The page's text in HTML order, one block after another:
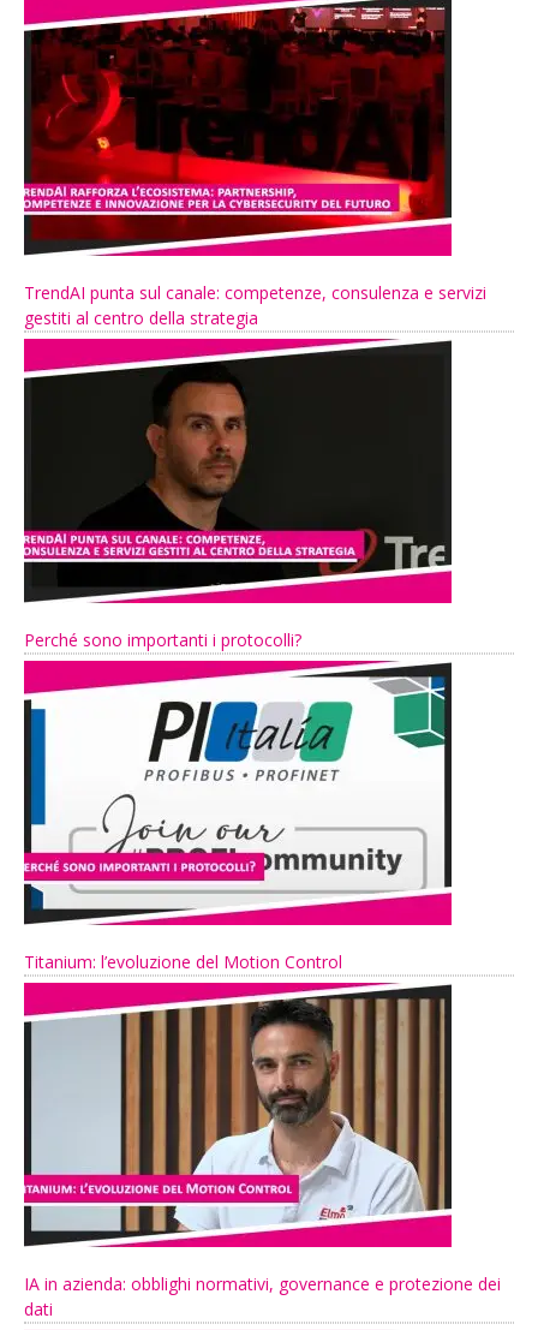
TrendAI punta sul canale: competenze, consulenza e servizi
gestiti al centro della strategia
Perché sono importanti i protocolli?
Titanium: l’evoluzione del Motion Control
IA in azienda: obblighi normativi, governance e protezione dei
dati